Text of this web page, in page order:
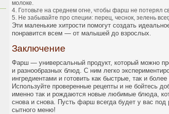
молоке.
Готовьте на среднем огне, чтобы фарш не потерял
Не забывайте про специи: перец, чеснок, зелень
Эти маленькие хитрости помогут создать
понравится всем — от малышей до взрослых.
Заключение
Фарш — универсальный продукт, который можно
и разнообразных блюд. С ним легко
ингредиентами и готовить как быстрые, так и
Используйте проверенные рецепты и не бойтесь
именно так и рождаются новые любимые блюда,
снова и снова. Пусть фарш всегда будет у вас под
сытного меню!